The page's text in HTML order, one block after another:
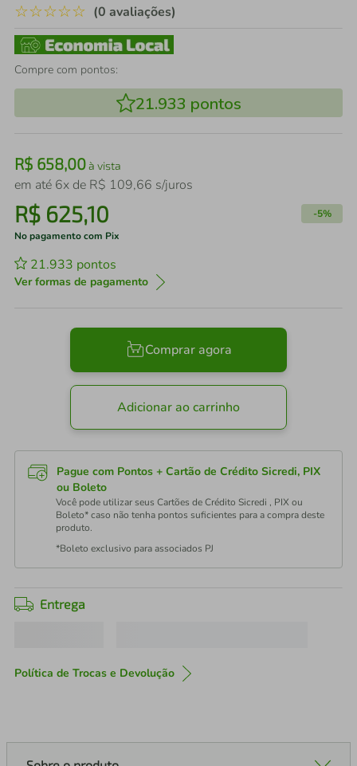
☆☆☆☆☆ (0 avaliações)
Compre com pontos:
21.933 pontos
R$ 658,00à vista
em até 6x de R$ 109,66 s/juros
R$ 625,10 -5%
No pagamento com Pix
21.933 pontos
Ver formas de pagamento
Comprar agora
Adicionar ao carrinho
Pague com Pontos + Cartão de Crédito Sicredi, PIX
ou Boleto
Você pode utilizar seus Cartões de Crédito Sicredi , PIX ou
Boleto* caso não tenha pontos suficientes para a compra deste
produto.
*Boleto exclusivo para associados PJ
Entrega
Política de Trocas e Devolução